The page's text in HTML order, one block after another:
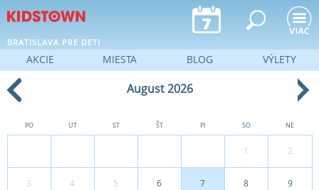
Jump to navigation
BRATISLAVA PRE DETI
August 2026
PO UT ST ŠT PI SO NE
1 2
3 4 5 6 7 8 9
AKCIE MIESTA BLOG VÝLETY